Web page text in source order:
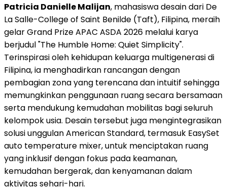
Patricia Danielle Malijan, mahasiswa desain dari De
La Salle-College of Saint Benilde (Taft), Filipina, meraih
gelar Grand Prize APAC ASDA 2026 melalui karya
berjudul "The Humble Home: Quiet Simplicity".
Terinspirasi oleh kehidupan keluarga multigenerasi di
Filipina, ia menghadirkan rancangan dengan
pembagian zona yang terencana dan intuitif sehingga
memungkinkan penggunaan ruang secara bersamaan
serta mendukung kemudahan mobilitas bagi seluruh
kelompok usia. Desain tersebut juga mengintegrasikan
solusi unggulan American Standard, termasuk EasySet
auto temperature mixer, untuk menciptakan ruang
yang inklusif dengan fokus pada keamanan,
kemudahan bergerak, dan kenyamanan dalam
aktivitas sehari-hari.